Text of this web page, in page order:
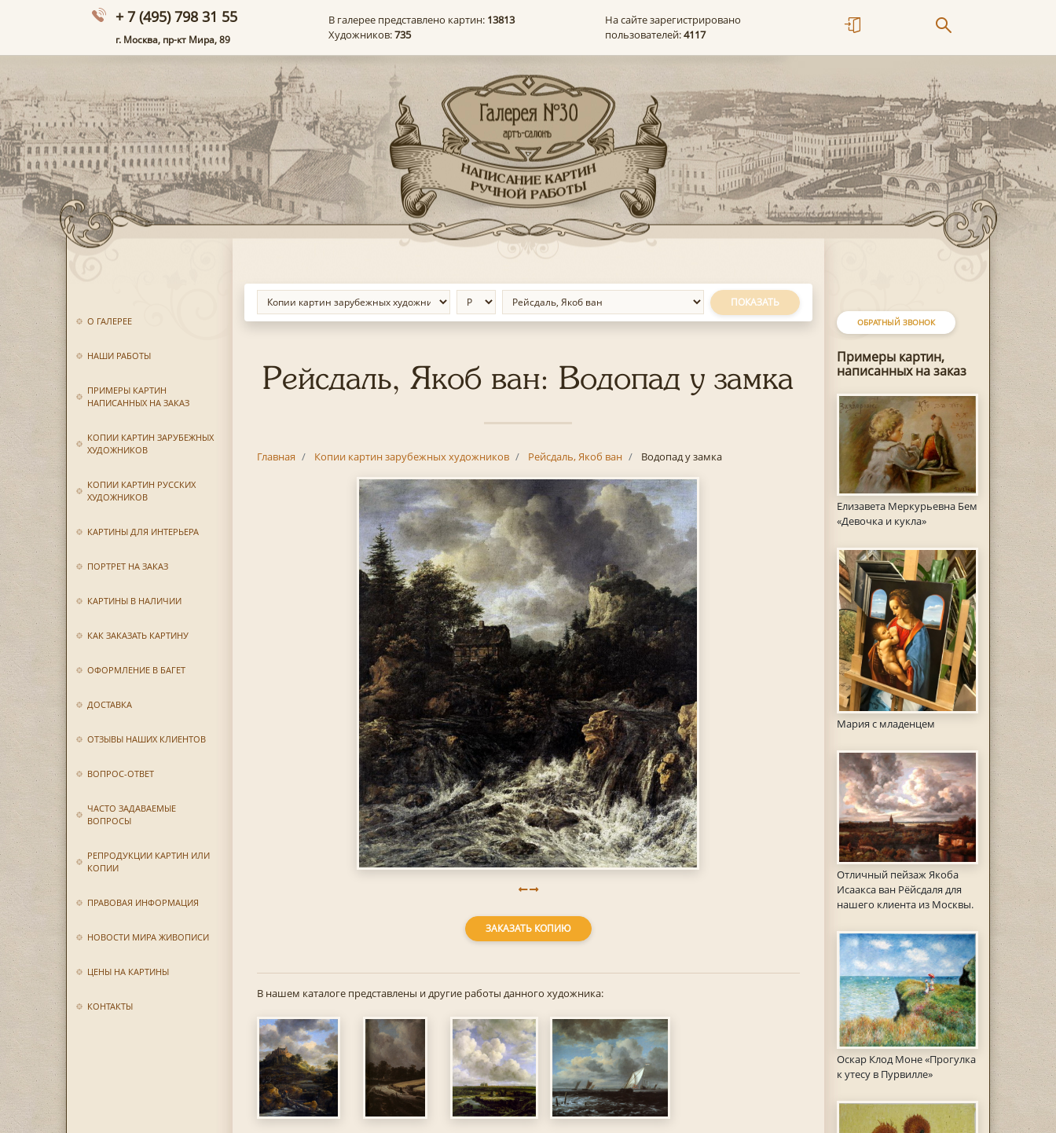
+ 7 (495) 798 31 55
г. Москва, пр-кт Мира, 89
В галерее представлено картин: 13813
Художников:735
На сайте зарегистрировано
пользователей:4117
О ГАЛЕРЕЕ
НАШИ РАБОТЫ
ПРИМЕРЫ КАРТИН
НАПИСАННЫХ НА ЗАКАЗ
КОПИИ КАРТИН ЗАРУБЕЖНЫХ
ХУДОЖНИКОВ
КОПИИ КАРТИН РУССКИХ
ХУДОЖНИКОВ
КАРТИНЫ ДЛЯ ИНТЕРЬЕРА
ПОРТРЕТ НА ЗАКАЗ
КАРТИНЫ В НАЛИЧИИ
КАК ЗАКАЗАТЬ КАРТИНУ
ОФОРМЛЕНИЕ В БАГЕТ
ДОСТАВКА
ОТЗЫВЫ НАШИХ КЛИЕНТОВ
ВОПРОС-ОТВЕТ
ЧАСТО ЗАДАВАЕМЫЕ
ВОПРОСЫ
РЕПРОДУКЦИИ КАРТИН ИЛИ
КОПИИ
ПРАВОВАЯ ИНФОРМАЦИЯ
НОВОСТИ МИРА ЖИВОПИСИ
ЦЕНЫ НА КАРТИНЫ
КОНТАКТЫ
ОБРАТНЫЙ ЗВОНОК
Примеры картин,
написанных на заказ
Елизавета Меркурьевна Бем
«Девочка и кукла»
Мария с младенцем
Отличный пейзаж Якоба
Исаакса ван Рёйсдаля для
нашего клиента из Москвы.
Оскар Клод Моне «Прогулка
к утесу в Пурвилле»
ПОКАЗАТЬ
Рейсдаль, Якоб ван: Водопад у замка
Главная Копии картин зарубежных художников Рейсдаль, Якоб ван Водопад у замка
ЗАКАЗАТЬ КОПИЮ
В нашем каталоге представлены и другие работы данного художника: